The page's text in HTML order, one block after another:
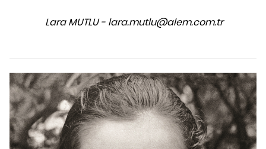
Lara MUTLU - lara.mutlu@alem.com.tr